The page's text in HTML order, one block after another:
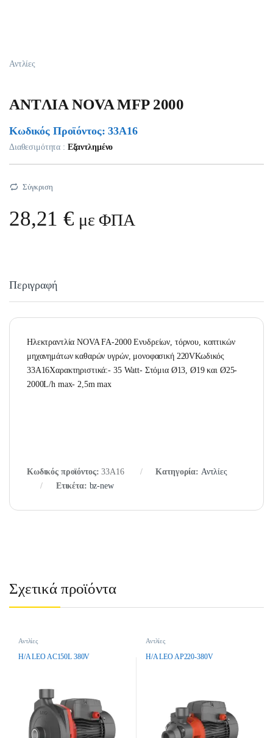
Αντλίες
ANTΛIA NOVA MFP 2000
Κωδικός Προϊόντος: 33A16
Διαθεσιμότητα : Εξαντλημένο
Σύγκριση
28,21€ με ΦΠΑ
Περιγραφή
Ηλεκτραντλία NOVA FA-2000 Ενυδρείων, τόρνου, κοπτικών
μηχανημάτων καθαρών υγρών, μονοφασική 220VΚωδικός
33A16Χαρακτηριστικά:- 35 Watt- Στόμια Ø13, Ø19 και Ø25-
2000L/h max- 2,5m max
Κωδικός προϊόντος:33A16 Κατηγορία: Αντλίες
Ετικέτα: bz-new
Σχετικά προϊόντα
Αντλίες
H/A LEO AC150L 380V
Αντλίες
H/A LEO AP220-380V